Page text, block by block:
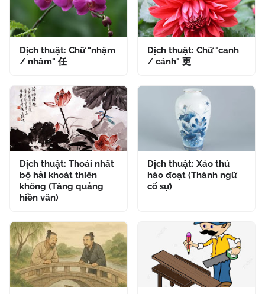
Dịch thuật: Chữ "nhậm
/ nhâm" 任
Dịch thuật: Chữ "canh
/ cánh" 更
Dịch thuật: Thoái nhất
bộ hải khoát thiên
không (Tăng quảng
hiền văn)
Dịch thuật: Xảo thủ
hào đoạt (Thành ngữ
cố sự)